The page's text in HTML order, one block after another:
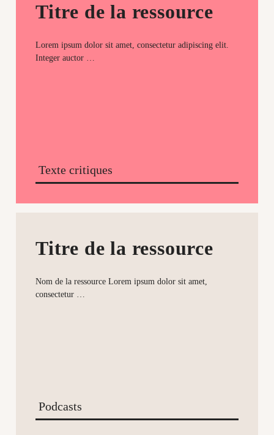
Titre de la ressource
Lorem ipsum dolor sit amet, consectetur adipiscing elit.
Integer auctor …
Texte critiques
Titre de la ressource
Nom de la ressource Lorem ipsum dolor sit amet,
consectetur …
Podcasts